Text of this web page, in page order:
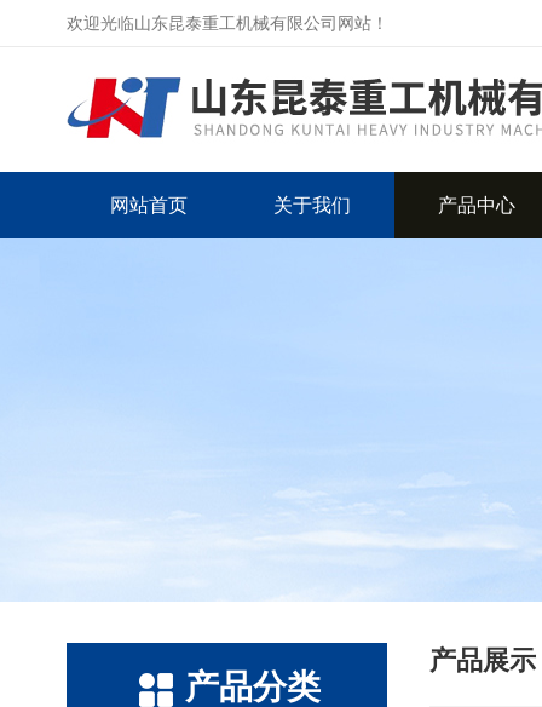
欢迎光临山东昆泰重工机械有限公司网站！
网站首页 关于我们 产品中心
产品分类
产品展示